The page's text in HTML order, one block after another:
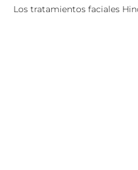
Los tratamientos faciales